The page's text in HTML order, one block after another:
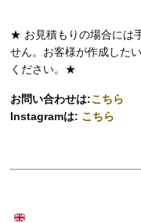
★ お見積もりの場合には
せん。お客様が作成した
ください。★
お問い合わせは:こちら
Instagramは: こちら